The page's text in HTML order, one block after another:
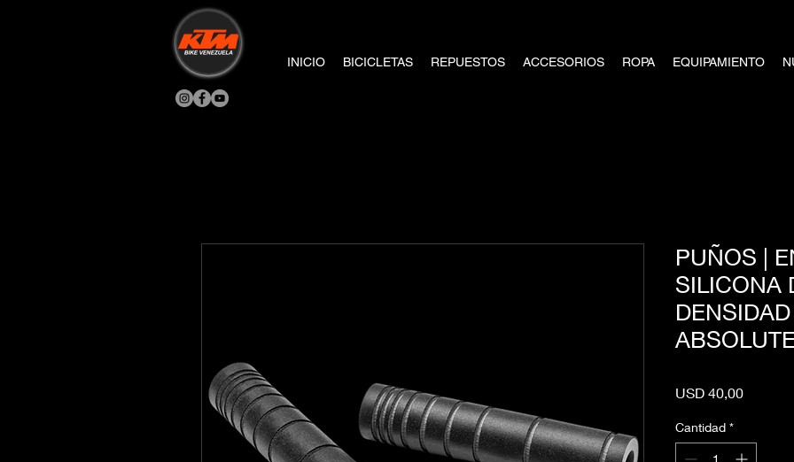
INICIO BICICLETAS REPUESTOS ACCESORIOS ROPA EQUIPAMIENTO
PUÑOS |
SILICONA
DENSIDAD
USD 40,00Precio
Cantidad *